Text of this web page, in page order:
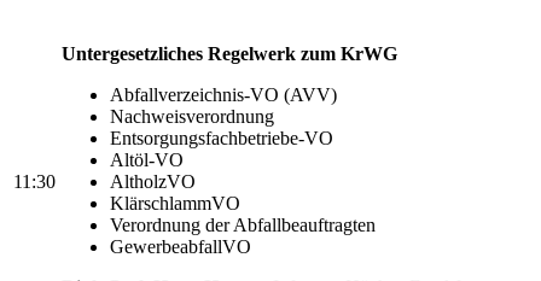
11:30
Untergesetzliches Regelwerk zum KrWG
Abfallverzeichnis-VO (AVV)
Nachweisverordnung
Entsorgungsfachbetriebe-VO
Altöl-VO
AltholzVO
KlärschlammVO
Verordnung der Abfallbeauftragten
GewerbeabfallVO